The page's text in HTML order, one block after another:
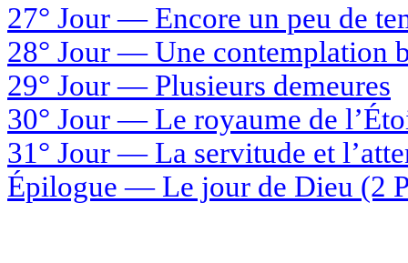
27° Jour— Encore un peu de
28° Jour— Une contemplation
29° Jour — Plusieurs demeures
30° Jour— Le royaume de
31° Jour— La servitude et
Épilogue — Le jour de Dieu (2